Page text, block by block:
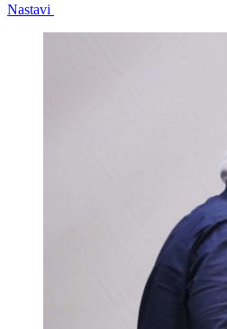
Nastavi